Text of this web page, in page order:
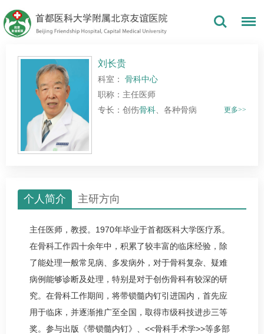
刘长贵
科室： 骨科中心
职称：主任医师
专长：创伤骨科 、各种骨病 更多>>
个人简介 主研方向
主任医师 ，教授。1970年毕业于首都医科大学医疗系。
在骨科工作四十余年中，积累了较丰富的临床经验，除
了能处理一般常见病、多发病外，对于骨科复杂、疑难
病例能够诊断及处理，特别是对于创伤骨科有较深的研
究。在骨科工作期间，将带锁髓内钉引进国内，首先应
用于临床，并逐渐推广至全国，取得市级科技进步三等
奖。参与出版《带锁髓内钉》、<<骨科手术学>>等多部